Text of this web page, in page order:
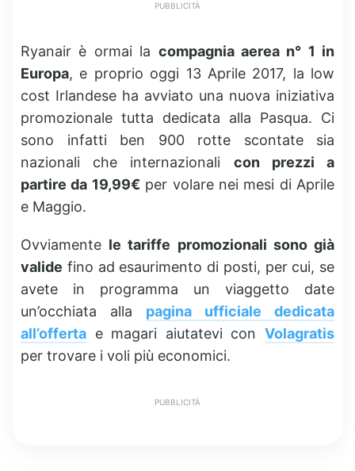
PUBBLICITÀ
Ryanair è ormai la compagnia aerea n° 1 in
Europa, e proprio oggi 13 Aprile 2017, la low
cost Irlandese ha avviato una nuova iniziativa
promozionale tutta dedicata alla Pasqua. Ci
sono infatti ben 900 rotte scontate sia
nazionali che internazionali con prezzi a
partire da 19,99€ per volare nei mesi di Aprile
e Maggio.
Ovviamente le tariffe promozionali sono già
valide fino ad esaurimento di posti, per cui, se
avete in programma un viaggetto date
un’occhiata alla pagina ufficiale dedicata
all’offerta e magari aiutatevi con Volagratis
per trovare i voli più economici.
PUBBLICITÀ